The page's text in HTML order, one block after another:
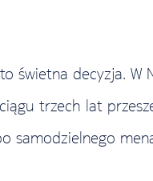
decyzja. W
trzech lat